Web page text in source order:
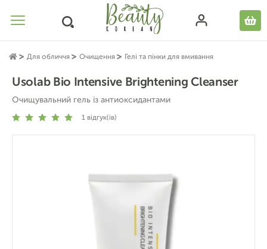
Для обличчя Очищення Гелі та пінки для вмивання
Usolab Bio Intensive Brightening Cleanser
Очищувальний гель із антиоксидантами
1 відгук(ів)